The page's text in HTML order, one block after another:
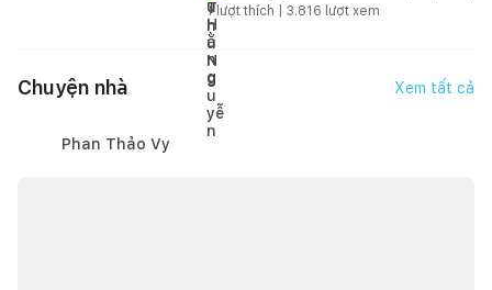
1lượt thích | 3.816 lượt xem
Chuyện nhà Xem tất cả
Phan Thảo Vy